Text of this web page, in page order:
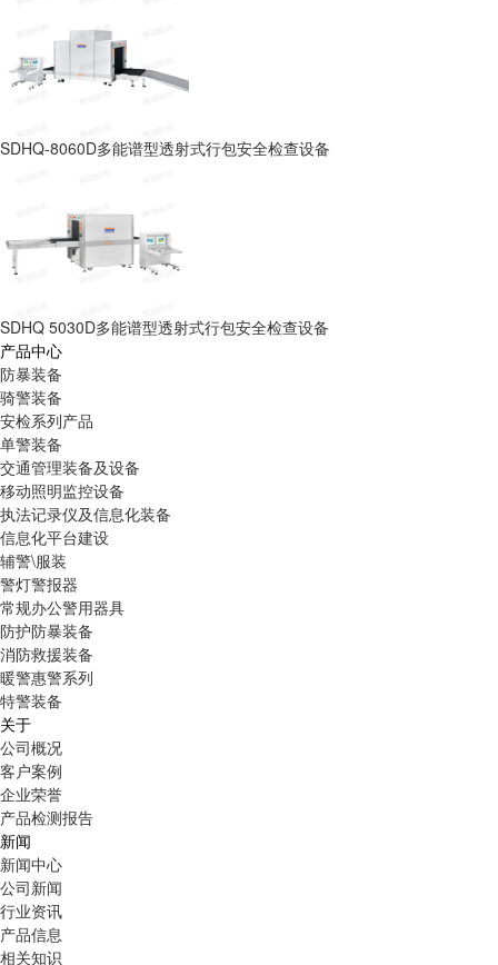
SDHQ-8060D多能谱型透射式行包安全检查设备
SDHQ 5030D多能谱型透射式行包安全检查设备
产品中心
防暴装备
骑警装备
安检系列产品
单警装备
交通管理装备及设备
移动照明监控设备
执法记录仪及信息化装备
信息化平台建设
辅警\服装
警灯警报器
常规办公警用器具
防护防暴装备
消防救援装备
暖警惠警系列
特警装备
关于
公司概况
客户案例
企业荣誉
产品检测报告
新闻
新闻中心
公司新闻
行业资讯
产品信息
相关知识